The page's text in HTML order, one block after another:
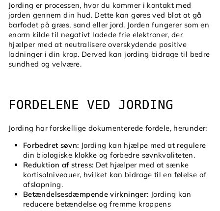
Jording er processen, hvor du kommer i kontakt med
jorden gennem din hud. Dette kan gøres ved blot at gå
barfodet på græs, sand eller jord. Jorden fungerer som en
enorm kilde til negativt ladede frie elektroner, der
hjælper med at neutralisere overskydende positive
ladninger i din krop. Derved kan jording bidrage til bedre
sundhed og velvære.
FORDELENE VED JORDING
Jording har forskellige dokumenterede fordele, herunder:
Forbedret søvn: Jording kan hjælpe med at regulere
din biologiske klokke og forbedre søvnkvaliteten.
Reduktion af stress: Det hjælper med at sænke
kortisolniveauer, hvilket kan bidrage til en følelse af
afslapning.
Betændelsesdæmpende virkninger: Jording kan
reducere betændelse og fremme kroppens